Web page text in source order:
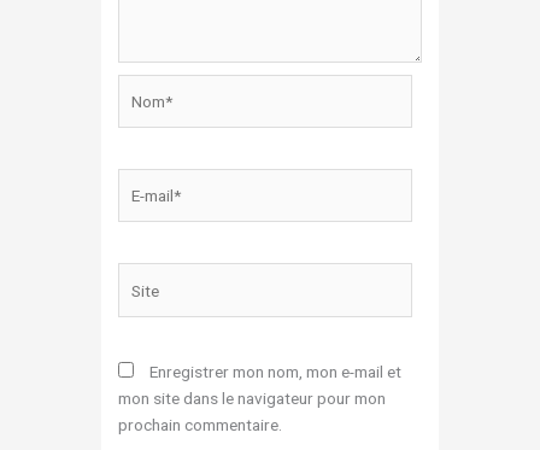
mail*
Enregistrer mon nom, mon e-mail et
mon site dans le navigateur pour mon
prochain commentaire.